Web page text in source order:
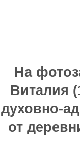
На
Виталия
духовно-
от